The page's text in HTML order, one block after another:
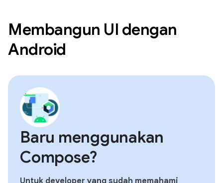
Membangun UI dengan
Android
Baru menggunakan
Compose?